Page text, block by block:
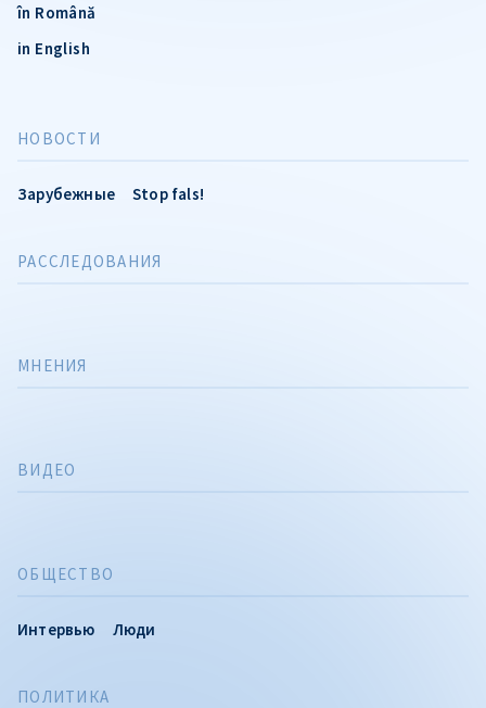
în Română
in English
НОВОСТИ
Зарубежные Stop fals!
ПОЛИТИКА
РАССЛЕДОВАНИЯ
ОБЩЕСТВО
Интервью Люди
МНЕНИЯ
ВИДЕО